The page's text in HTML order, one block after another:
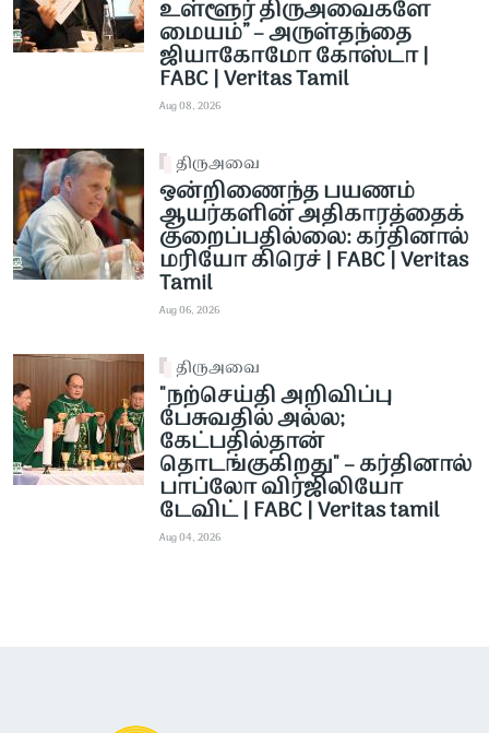
உள்ளூர் திருஅவைகளே
மையம்” – அருள்தந்தை
ஜியாகோமோ கோஸ்டா |
FABC | Veritas Tamil
Aug 08, 2026
திருஅவை
ஒன்றிணைந்த பயணம்
ஆயர்களின் அதிகாரத்தைக்
குறைப்பதில்லை: கர்தினால்
மரியோ கிரெச் | FABC | Veritas
Tamil
Aug 06, 2026
திருஅவை
"நற்செய்தி அறிவிப்பு
பேசுவதில் அல்ல;
கேட்பதில்தான்
தொடங்குகிறது" – கர்தினால்
பாப்லோ விர்ஜிலியோ
டேவிட் | FABC | Veritas tamil
Aug 04, 2026